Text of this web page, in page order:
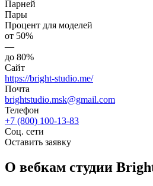
Парней
Пары
Процент для моделей
от 50%
—
до 80%
Сайт
https://bright-studio.me/
Почта
brightstudio.msk@gmail.com
Телефон
+7 (800) 100-13-83
Соц. сети
Оставить заявку
О вебкам студии